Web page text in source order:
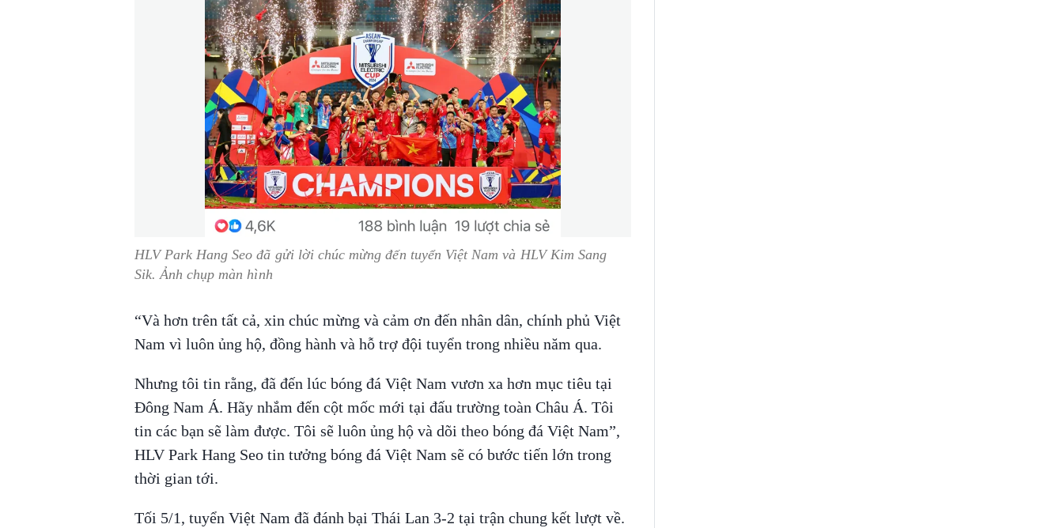
HLV Park Hang Seo đã gửi lời chúc mừng đến tuyển Việt Nam và HLV Kim Sang
Sik. Ảnh chụp màn hình
“Và hơn trên tất cả, xin chúc mừng và cảm ơn đến nhân dân, chính phủ Việt
Nam vì luôn ủng hộ, đồng hành và hỗ trợ đội tuyển trong nhiều năm qua.
Nhưng tôi tin rằng, đã đến lúc bóng đá Việt Nam vươn xa hơn mục tiêu tại
Đông Nam Á. Hãy nhắm đến cột mốc mới tại đấu trường toàn Châu Á. Tôi
tin các bạn sẽ làm được. Tôi sẽ luôn ủng hộ và dõi theo bóng đá Việt Nam”,
HLV Park Hang Seo tin tưởng bóng đá Việt Nam sẽ có bước tiến lớn trong
thời gian tới.
Tối 5/1, tuyển Việt Nam đã đánh bại Thái Lan 3-2 tại trận chung kết lượt về.